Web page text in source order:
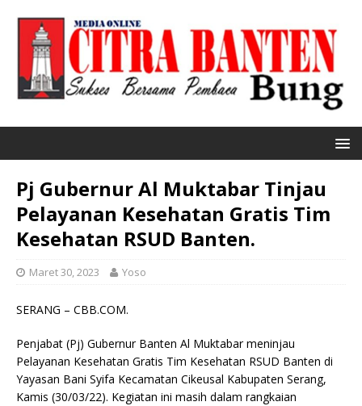
Pj Gubernur Al Muktabar Tinjau
Pelayanan Kesehatan Gratis Tim
Kesehatan RSUD Banten.
Maret 30, 2023 Yoso
SERANG – CBB.COM.
Penjabat (Pj) Gubernur Banten Al Muktabar meninjau
Pelayanan Kesehatan Gratis Tim Kesehatan RSUD Banten di
Yayasan Bani Syifa Kecamatan Cikeusal Kabupaten Serang,
Kamis (30/03/22). Kegiatan ini masih dalam rangkaian